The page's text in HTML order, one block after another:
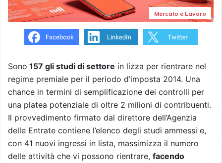
Mercato e Lavoro
Sono 157 gli studi di settore in lizza per rientrare nel
regime premiale per il periodo d’imposta 2014. Una
chance in termini di semplificazione dei controlli per
una platea potenziale di oltre 2 milioni di contribuenti.
Il provvedimento firmato dal direttore dell’Agenzia
delle Entrate contiene l’elenco degli studi ammessi e,
con 41 nuovi ingressi in lista, massimizza il numero
delle attività che vi possono rientrare, facendo